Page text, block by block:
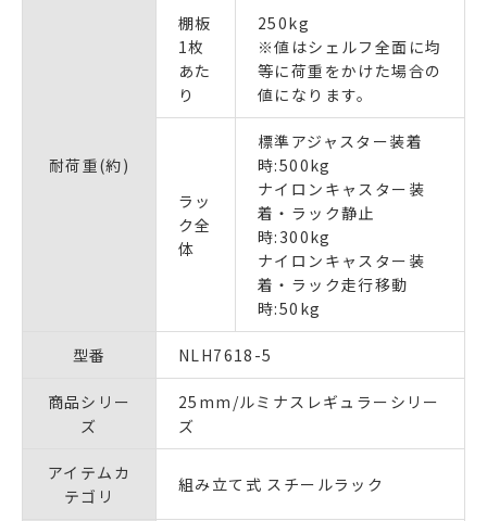
耐荷重(約)
棚板
1枚
あた
り
250kg
※値はシェルフ全面に均
等に荷重をかけた場合の
値になります。
ラッ
ク全
体
標準アジャスター装着
時:500kg
ナイロンキャスター装
着・ラック静止
時:300kg
ナイロンキャスター装
着・ラック走行移動
時:50kg
型番 NLH7618-5
商品シリー
ズ
25mm/ルミナスレギュラーシリー
ズ
アイテムカ
テゴリ
組み立て式 スチールラック